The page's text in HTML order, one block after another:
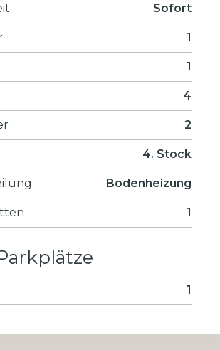
Sofort
1
1
4
2
4. Stock
Bodenheizung
1
1